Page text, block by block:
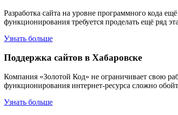
Разработка сайта на уровне программного кода
функционирования требуется проделать ещё ряд
Узнать больше
Поддержка сайтов в Хабаровске
Компания «Золотой Код» не ограничивает свою
функционирования интернет-ресурса сложно
Узнать больше